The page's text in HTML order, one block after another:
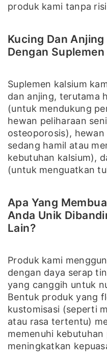
produk kami tanpa
Kucing Dan
Dengan
Suplemen kalsium
dan anjing, terutama
(untuk mendukung
hewan peliharaan
osteoporosis),
sedang hamil atau
kebutuhan kalsium),
(untuk menguatkan
Apa Yang
Anda Unik
Lain?
Produk kami
dengan daya serap
yang canggih untuk
Bentuk produk yang
kustomisasi (seperti
atau rasa tertentu)
memenuhi
meningkatkan